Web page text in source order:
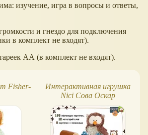
изучение, игра в вопросы и ответы,
и гнездо для подключения
в комплект не входят).
АА (в комплект не входят).
Fisher-
Интерактивная игрушка
Nici Сова Оскар